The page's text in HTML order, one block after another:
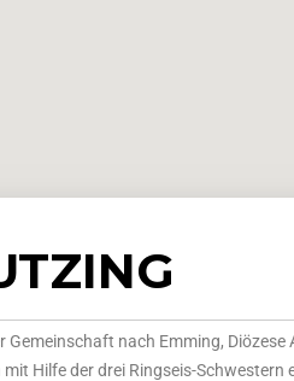
Gemeinschaft nach Emming,
Hilfe der drei Ringseis-